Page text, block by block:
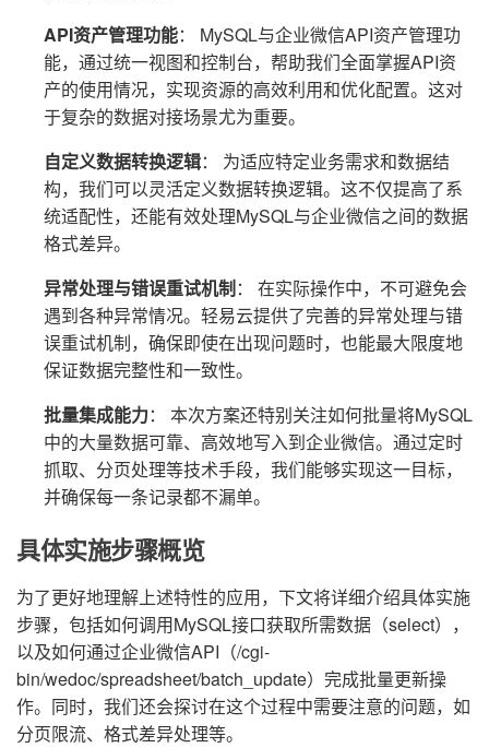
API资产管理功能： MySQL与企业微信API资产管理功
能，通过统一视图和控制台，帮助我们全面掌握API资
产的使用情况，实现资源的高效利用和优化配置。这对
于复杂的数据对接场景尤为重要。
自定义数据转换逻辑： 为适应特定业务需求和数据结
构，我们可以灵活定义数据转换逻辑。这不仅提高了系
统适配性，还能有效处理MySQL与企业微信之间的数据
格式差异。
异常处理与错误重试机制： 在实际操作中，不可避免会
遇到各种异常情况。轻易云提供了完善的异常处理与错
误重试机制，确保即使在出现问题时，也能最大限度地
保证数据完整性和一致性。
批量集成能力： 本次方案还特别关注如何批量将MySQL
中的大量数据可靠、高效地写入到企业微信。通过定时
抓取、分页处理等技术手段，我们能够实现这一目标，
并确保每一条记录都不漏单。
具体实施步骤概览
为了更好地理解上述特性的应用，下文将详细介绍具体实施
步骤，包括如何调用MySQL接口获取所需数据（select），
以及如何通过企业微信API（/cgi-
bin/wedoc/spreadsheet/batch_update）完成批量更新操
作。同时，我们还会探讨在这个过程中需要注意的问题，如
分页限流、格式差异处理等。